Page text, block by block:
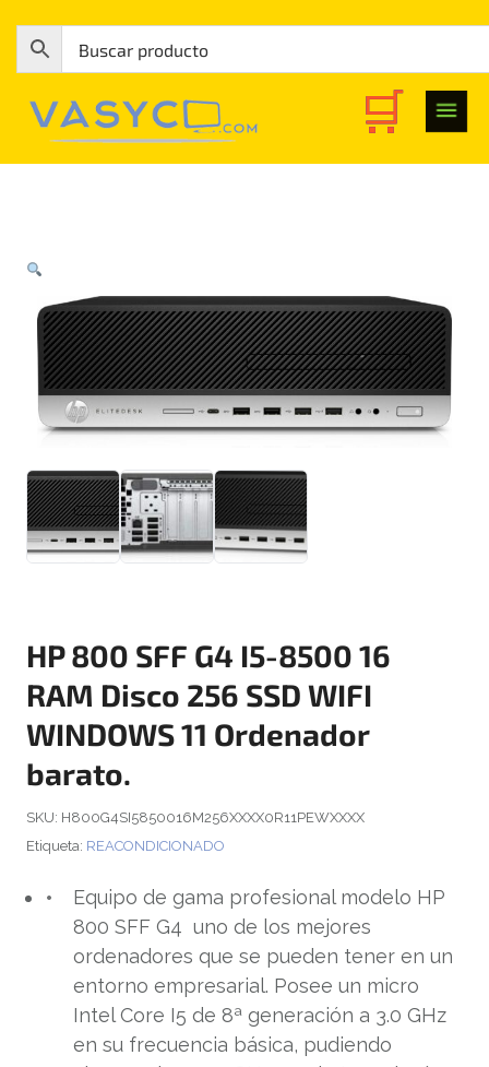
HP 800 SFF G4 I5-8500 16
RAM Disco 256 SSD WIFI
WINDOWS 11 Ordenador
barato.
SKU: H800G4SI5850016M256XXXX0R11PEWXXXX
Etiqueta: REACONDICIONADO
Equipo de gama profesional modelo HP
800 SFF G4 uno de los mejores
ordenadores que se pueden tener en un
entorno empresarial. Posee un micro
Intel Core I5 de 8ª generación a 3.0 GHz
en su frecuencia básica, pudiendo